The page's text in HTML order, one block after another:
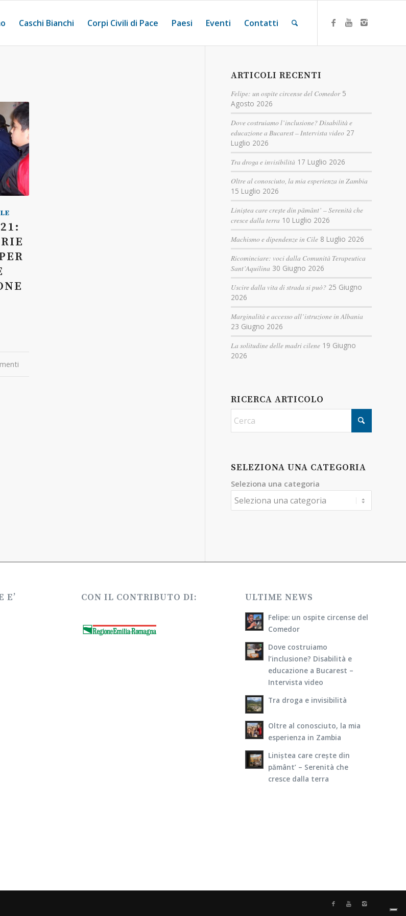
Caschi Bianchi Corpi Civili di Pace Paesi Eventi Contatti
ARTICOLI RECENTI
Felipe: un ospite circense del Comedor 5
Agosto 2026
Dove costruiamo l’inclusione? Disabilità e
educazione a Bucarest – Intervista video 27
Luglio 2026
Tra droga e invisibilità 17 Luglio 2026
Oltre al conosciuto, la mia esperienza in Zambia
15 Luglio 2026
Liniștea care crește din pământ’ – Serenità che
cresce dalla terra 10 Luglio 2026
Machismo e dipendenze in Cile 8 Luglio 2026
Ricominciare: voci dalla Comunità Terapeutica
Sant’Aquilina 30 Giugno 2026
Uscire dalla vita di strada si può? 25 Giugno
2026
Marginalità e accesso all’istruzione in Albania
23 Giugno 2026
La solitudine delle madri cilene 19 Giugno
2026
RICERCA ARTICOLO
SELEZIONA UNA CATEGORIA
Seleziona una categoria
E’
CON IL CONTRIBUTO DI: ULTIME NEWS
Felipe: un ospite circense del
Comedor
Dove costruiamo
l’inclusione? Disabilità e
educazione a Bucarest –
Intervista video
Tra droga e invisibilità
Oltre al conosciuto, la mia
esperienza in Zambia
Liniștea care crește din
pământ’ – Serenità che
cresce dalla terra